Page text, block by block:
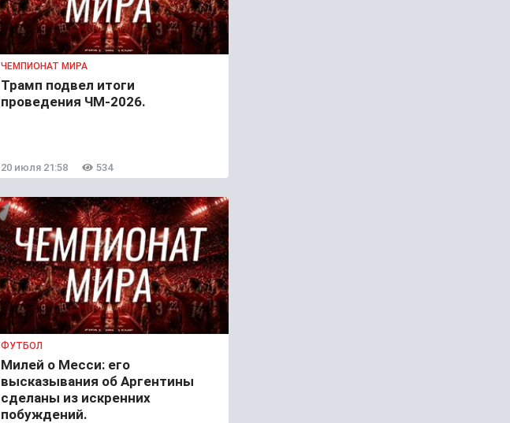
ЧЕМПИОНАТ МИРА
Трамп подвел итоги
проведения ЧМ-2026.
20 июля 21:58 534
ФУТБОЛ
Милей о Месси: его
высказывания об Аргентины
сделаны из искренних
побуждений.